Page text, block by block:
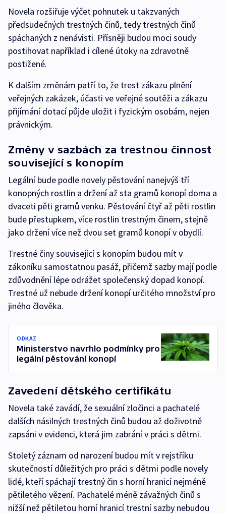
Novela rozšiřuje výčet pohnutek u takzvaných
předsudečných trestných činů, tedy trestných činů
spáchaných z nenávisti. Přísněji budou moci soudy
postihovat například i cílené útoky na zdravotně
postižené.
K dalším změnám patří to, že trest zákazu plnění
veřejných zakázek, účasti ve veřejné soutěži a zákazu
přijímání dotací půjde uložit i fyzickým osobám, nejen
právnickým.
Změny v sazbách za trestnou činnost
související s konopím
Legální bude podle novely pěstování nanejvýš tří
konopných rostlin a držení až sta gramů konopí doma a
dvaceti pěti gramů venku. Pěstování čtyř až pěti rostlin
bude přestupkem, více rostlin trestným činem, stejně
jako držení více než dvou set gramů konopí v obydlí.
Trestné činy související s konopím budou mít v
zákoníku samostatnou pasáž, přičemž sazby mají podle
zdůvodnění lépe odrážet společenský dopad konopí.
Trestné už nebude držení konopí určitého množství pro
jiného člověka.
ODKAZ
Ministerstvo navrhlo podmínky pro
legální pěstování konopí
Zavedení dětského certifikátu
Novela také zavádí, že sexuální zločinci a pachatelé
dalších násilných trestných činů budou až doživotně
zapsáni v evidenci, která jim zabrání v práci s dětmi.
Stoletý záznam od narození budou mít v rejstříku
skutečností důležitých pro práci s dětmi podle novely
lidé, kteří spáchají trestný čin s horní hranicí nejméně
pětiletého vězení. Pachatelé méně závažných činů s
nižší než pětiletou horní hranicí trestní sazby nebudou